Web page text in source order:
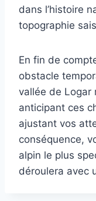
dans l’histoire
topographie
En fin de
obstacle
vallée de Logar
anticipant ces
ajustant vos
conséquence,
alpin le plus
déroulera avec